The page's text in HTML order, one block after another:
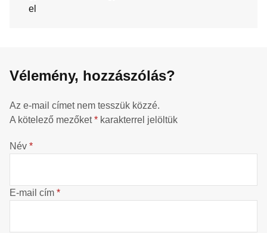
el
Vélemény, hozzászólás?
Az e-mail címet nem tesszük közzé.
A kötelező mezőket* karakterrel jelöltük
Név *
E-mail cím *